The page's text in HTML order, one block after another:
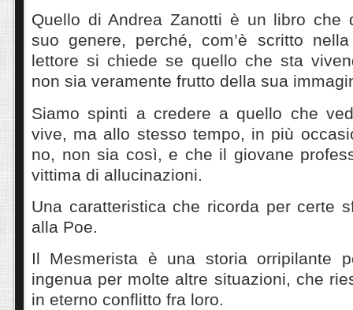
Quello di Andrea Zanotti è un libro che
suo genere, perché, com’è scritto
lettore si chiede se quello che sta
non sia veramente frutto della sua
Siamo spinti a credere a quello che
vive, ma allo stesso tempo, in più
no, non sia così, e che il giovane
vittima di allucinazioni.
Una caratteristica che ricorda per certe
alla Poe.
Il Mesmerista è una storia orripilante
ingenua per molte altre situazioni, che
in eterno conflitto fra loro.